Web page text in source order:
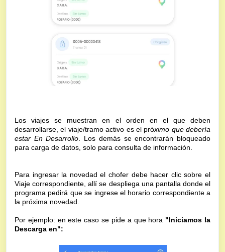
Los viajes se muestran en el orden en el que deben
desarrollarse, el viaje/tramo activo es el próximo que debería
estar En Desarrollo . Los demás se encontrarán bloqueado
para carga de datos, solo para consulta de información.
Para ingresar la novedad el chofer debe hacer clic sobre el
Viaje correspondiente, allí se despliega una pantalla donde el
programa pedirá que se ingrese el horario correspondiente a
la próxima novedad.
Por ejemplo: en este caso se pide a que hora "Iniciamos la
Descarga en":